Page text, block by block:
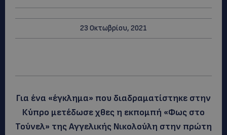
23 Οκτωβρίου, 2021
Για ένα «έγκλημα» που διαδραματίστηκε στην
Κύπρο μετέδωσε χθες η εκπομπή «Φως στο
Τούνελ» της Αγγελικής Νικολούλη στην πρώτη